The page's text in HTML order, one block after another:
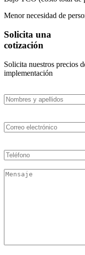
Menor necesidad de
Solicita una
cotización
Solicita nuestros precios
implementación